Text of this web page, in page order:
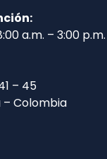
a.m. – 3:00 p.m.
– 45
Colombia